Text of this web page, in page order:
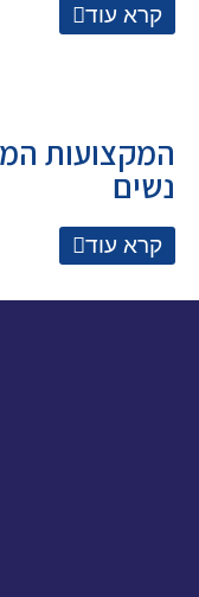
קרא עוד
המקצועות
נשים
קרא עוד